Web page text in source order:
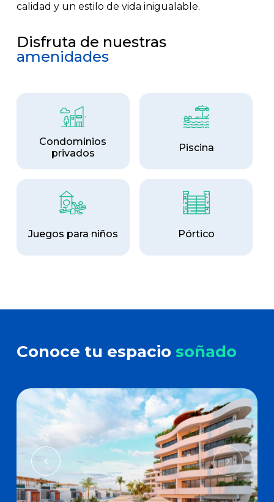
calidad y un estilo de vida inigualable.
Disfruta de nuestras
amenidades
Condominios
privados
Piscina
Juegos para niños Pórtico
Conoce tu espacio soñado